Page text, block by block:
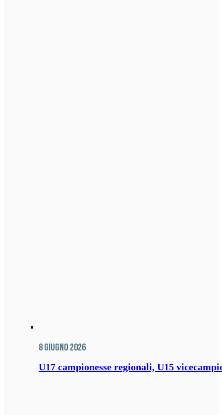
8 Giugno 2026
U17 campionesse regionali, U15